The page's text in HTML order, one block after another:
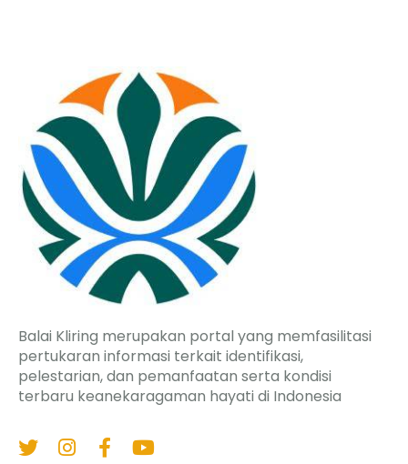
Balai Kliring merupakan portal yang memfasilitasi
pertukaran informasi terkait identifikasi,
pelestarian, dan pemanfaatan serta kondisi
terbaru keanekaragaman hayati di Indonesia